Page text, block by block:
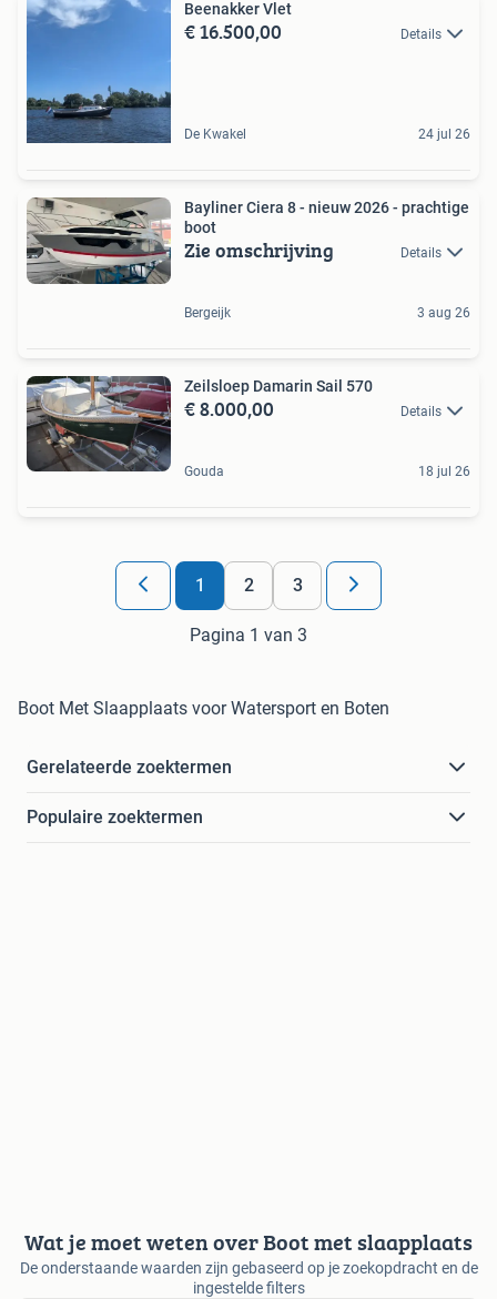
Beenakker Vlet
€ 16.500,00 Details
De Kwakel 24 jul 26
Bayliner Ciera 8 - nieuw 2026 - prachtige
boot
Zie omschrijving Details
Bergeijk 3 aug 26
Zeilsloep Damarin Sail 570
€ 8.000,00 Details
Gouda 18 jul 26
1 2 3
Pagina 1 van 3
Boot Met Slaapplaats voor Watersport en Boten
Gerelateerde zoektermen
Populaire zoektermen
Wat je moet weten over Boot met slaapplaats
De onderstaande waarden zijn gebaseerd op je zoekopdracht en de
ingestelde filters